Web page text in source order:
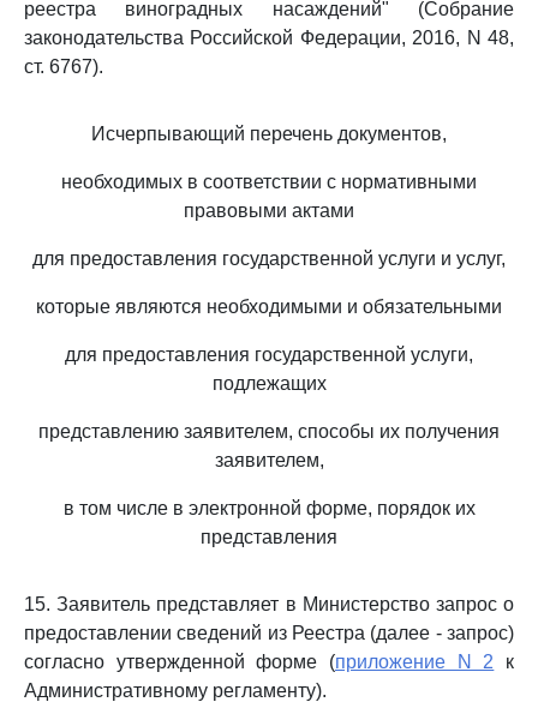
реестра виноградных насаждений" (Собрание
законодательства Российской Федерации, 2016, N 48,
ст. 6767).
Исчерпывающий перечень документов,
необходимых в соответствии с нормативными
правовыми актами
для предоставления государственной услуги и услуг,
которые являются необходимыми и обязательными
для предоставления государственной услуги,
подлежащих
представлению заявителем, способы их получения
заявителем,
в том числе в электронной форме, порядок их
представления
15. Заявитель представляет в Министерство запрос о
предоставлении сведений из Реестра (далее - запрос)
согласно утвержденной форме (приложение N 2 к
Административному регламенту).